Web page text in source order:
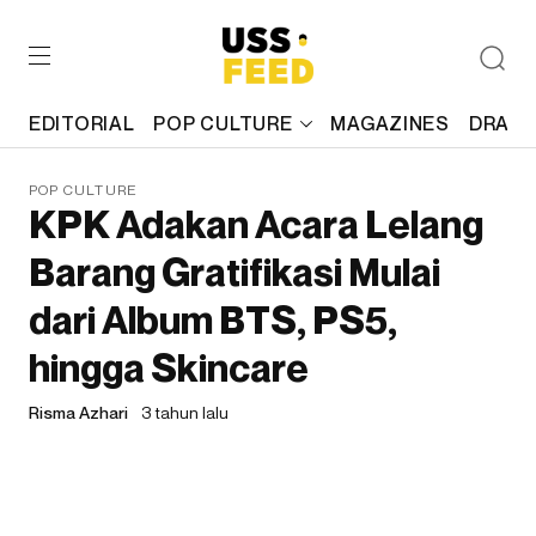
EDITORIAL POP CULTURE MAGAZINES
POP CULTURE
KPK Adakan Acara Lelang
Barang Gratifikasi Mulai
dari Album BTS, PS5,
hingga Skincare
Risma Azhari 3 tahun lalu